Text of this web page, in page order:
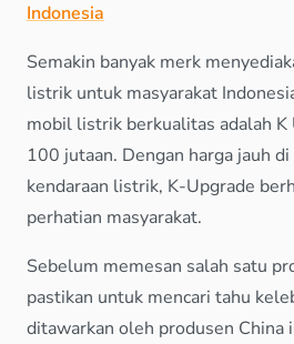
Indonesia
Semakin banyak merk
listrik untuk masyarakat
mobil listrik berkualitas adalah
100 jutaan. Dengan harga jauh
kendaraan listrik, K-Upgrade
perhatian masyarakat.
Sebelum memesan salah satu
pastikan untuk mencari tahu
ditawarkan oleh produsen China